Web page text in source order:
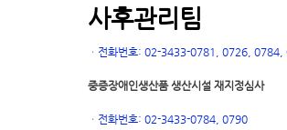
사후관리팀
ㆍ 전화번호: 02-3433-0781, 0726,
중증장애인생산품 생산시설 재지정심사
ㆍ 전화번호: 02-3433-0784, 0790